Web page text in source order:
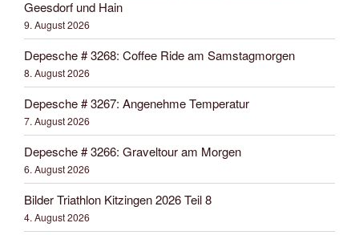
Geesdorf und Hain
9. August 2026
Depesche # 3268: Coffee Ride am Samstagmorgen
8. August 2026
Depesche # 3267: Angenehme Temperatur
7. August 2026
Depesche # 3266: Graveltour am Morgen
6. August 2026
Bilder Triathlon Kitzingen 2026 Teil 8
4. August 2026